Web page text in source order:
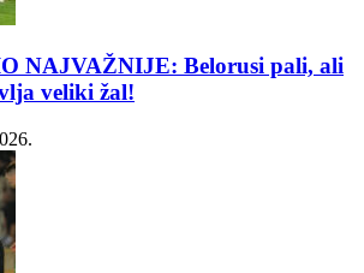
NAJVAŽNIJE: Belorusi pali, ali
veliki žal!